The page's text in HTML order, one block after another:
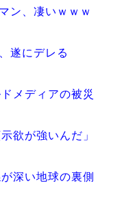
ン、凄いｗｗｗ
遂にデレる
メディアの被災
欲が強いんだ」
深い地球の裏側